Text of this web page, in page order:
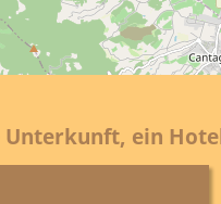
Unterkunft, ein